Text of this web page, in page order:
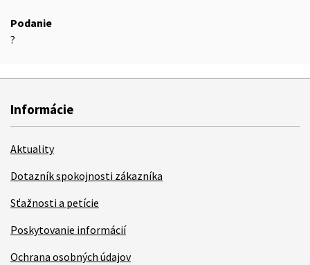
Podanie
?
Informácie
Aktuality
Dotazník spokojnosti zákazníka
Sťažnosti a petície
Poskytovanie informácií
Ochrana osobných údajov